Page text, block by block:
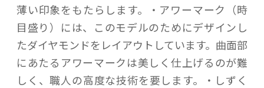
薄い印象をもたらします。・アワーマーク（時
目盛り）には、このモデルのためにデザインし
たダイヤモンドをレイアウトしています。曲面部
にあたるアワーマークは美しく仕上げるのが難
しく、職人の高度な技術を要します。・しずく